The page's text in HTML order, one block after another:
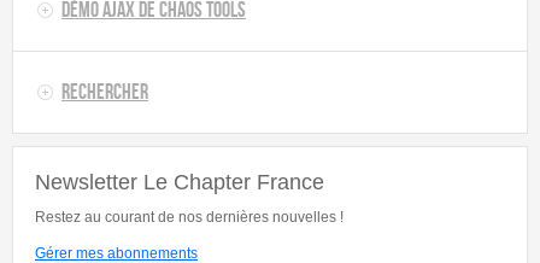
Démo AJAX de Chaos Tools
Rechercher
Newsletter Le Chapter France
Restez au courant de nos dernières nouvelles !
Gérer mes abonnements